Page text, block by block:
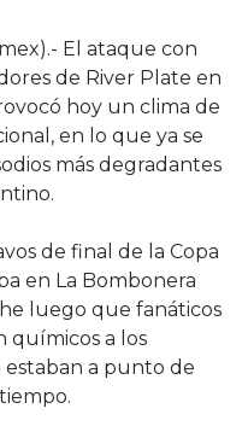
El ataque con
de River Plate en
hoy un clima de
en lo que ya se
más degradantes
de final de la Copa
en La Bombonera
luego que fanáticos
químicos a los
a punto de